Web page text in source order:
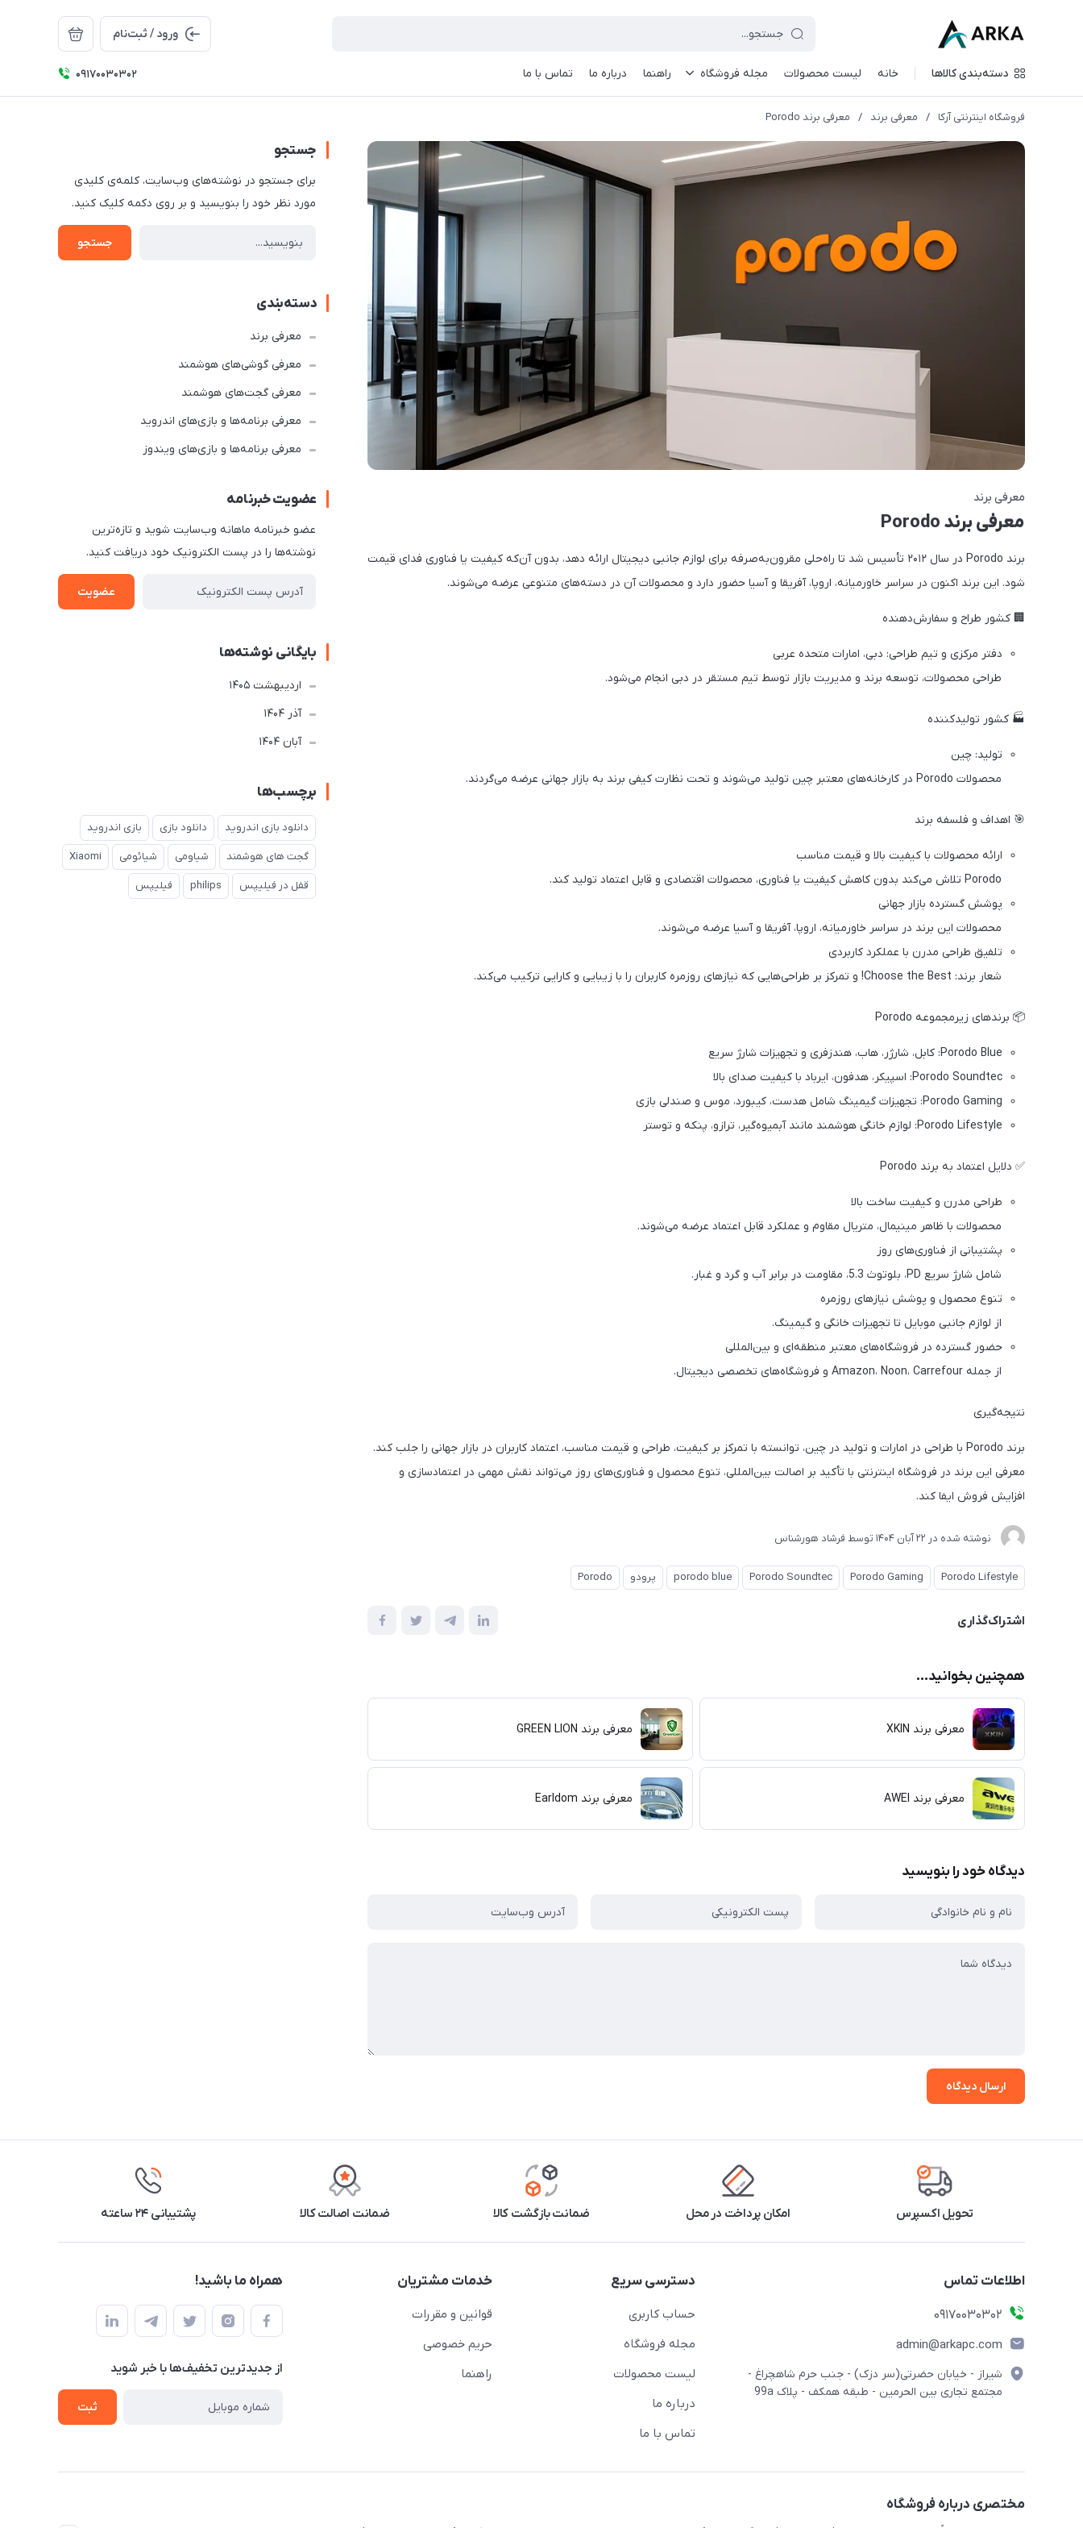
ورود / ثبت‌نام
دسته‌بندی کالاها خانه لیست محصولات مجله فروشگاه راهنما درباره ما تماس با ما 09170030302
فروشگاه اینترنتی آرکا / معرفی برند / معرفی برند Porodo
معرفی برند
معرفی برند Porodo
برند Porodo در سال ۲۰۱۲ تأسیس شد تا راه‌حلی مقرون‌به‌صرفه برای لوازم جانبی دیجیتال ارائه دهد، بدون آن‌که کیفیت یا فناوری فدای قیمت
شود. این برند اکنون در سراسر خاورمیانه، اروپا، آفریقا و آسیا حضور دارد و محصولات آن در دسته‌های متنوعی عرضه می‌شوند.
🏢 کشور طراح و سفارش‌دهنده
دفتر مرکزی و تیم طراحی: دبی، امارات متحده عربی
طراحی محصولات، توسعه برند و مدیریت بازار توسط تیم مستقر در دبی انجام می‌شود.
🏭 کشور تولیدکننده
تولید: چین
محصولات Porodo در کارخانه‌های معتبر چین تولید می‌شوند و تحت نظارت کیفی برند به بازار جهانی عرضه می‌گردند.
🎯 اهداف و فلسفه برند
ارائه محصولات با کیفیت بالا و قیمت مناسب
پوشش گسترده بازار جهانی
محصولات این برند در سراسر خاورمیانه، اروپا، آفریقا و آسیا عرضه می‌شوند.
تلفیق طراحی مدرن با عملکرد کاربردی
شعار برند: Choose the Best! و تمرکز بر طراحی‌هایی که نیازهای روزمره کاربران را با زیبایی و کارایی ترکیب می‌کند.
📦 برندهای زیرمجموعه Porodo
Porodo Blue: کابل، شارژر، هاب، هندزفری و تجهیزات شارژ سریع
Porodo Soundtec: اسپیکر، هدفون، ایرباد با کیفیت صدای بالا
Porodo Gaming: تجهیزات گیمینگ شامل هدست، کیبورد، موس و صندلی بازی
Porodo Lifestyle: لوازم خانگی هوشمند مانند آبمیوه‌گیر، ترازو، پنکه و توستر
✅ دلایل اعتماد به برند Porodo
طراحی مدرن و کیفیت ساخت بالا
محصولات با ظاهر مینیمال، متریال مقاوم و عملکرد قابل اعتماد عرضه می‌شوند.
پشتیبانی از فناوری‌های روز
شامل شارژ سریع PD، بلوتوث 5.3، مقاومت در برابر آب و گرد و غبار.
تنوع محصول و پوشش نیازهای روزمره
از لوازم جانبی موبایل تا تجهیزات خانگی و گیمینگ.
حضور گسترده در فروشگاه‌های معتبر منطقه‌ای و بین‌المللی
از جمله Amazon، Noon، Carrefour و فروشگاه‌های تخصصی دیجیتال.
نتیجه‌گیری
برند Porodo با طراحی در امارات و تولید در چین، توانسته با تمرکز بر کیفیت، طراحی و قیمت مناسب، اعتماد کاربران در بازار جهانی را جلب کند.
معرفی این برند در فروشگاه اینترنتی با تأکید بر اصالت بین‌المللی، تنوع محصول و فناوری‌های روز می‌تواند نقش مهمی در اعتمادسازی و
افزایش فروش ایفا کند.
نوشته شده در 22 آبان 1404 توسط فرشاد هورشناس
Porodo Lifestyle
Porodo Gaming
Porodo Soundtec
porodo blue پرودو Porodo
اشتراک‌گذاری
همچنین بخوانید...
معرفی برند XKIN معرفی برند GREEN LION
معرفی برند AWEI معرفی برند Earldom
دیدگاه خود را بنویسید
ارسال دیدگاه
جستجو
برای جستجو در نوشته‌های وب‌سایت، کلمه‌ی کلیدی
مورد نظر خود را بنویسید و بر روی دکمه کلیک کنید.
جستجو
دسته‌بندی
معرفی برند
معرفی گوشی‌های هوشمند
معرفی گجت‌های هوشمند
معرفی برنامه‌ها و بازی‌های اندروید
معرفی برنامه‌ها و بازی‌های ویندوز
عضویت خبرنامه
عضو خبرنامه ماهانه وب‌سایت شوید و تازه‌ترین
نوشته‌ها را در پست الکترونیک خود دریافت کنید.
عضویت
بایگانی نوشته‌ها
ارديبهشت 1405
آذر 1404
آبان 1404
برچسب‌ها
دانلود بازی اندروید دانلود بازی بازی اندروید
گجت های هوشمند شیاومی شیائومی Xiaomi
قفل در فیلیپس philips فیلیپس
تحویل اکسپرس امکان پرداخت در محل ضمانت بازگشت کالا ضمانت اصالت کالا پشتیبانی ۲۴ ساعته
اطلاعات تماس
09170030302
admin@arkapc.com
شیراز - خیابان حضرتی(سر دزک) - جنب حرم شاهچراغ -
مجتمع تجاری بین الحرمین - طبقه همکف - پلاک 99a
دسترسی سریع
حساب کاربری
مجله فروشگاه
لیست محصولات
درباره ما
تماس با ما
خدمات مشتریان
قوانین و مقررات
حریم خصوصی
راهنما
همراه ما باشید!
از جدید‌ترین تخفیف‌ها با‌ خبر شوید
ثبت
مختصری درباره فروشگاه